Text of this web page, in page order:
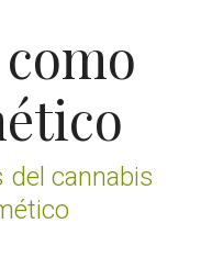
del cannabis